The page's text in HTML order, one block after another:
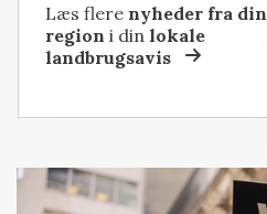
Læs flere nyheder fra din
region i dinlokale
landbrugsavis